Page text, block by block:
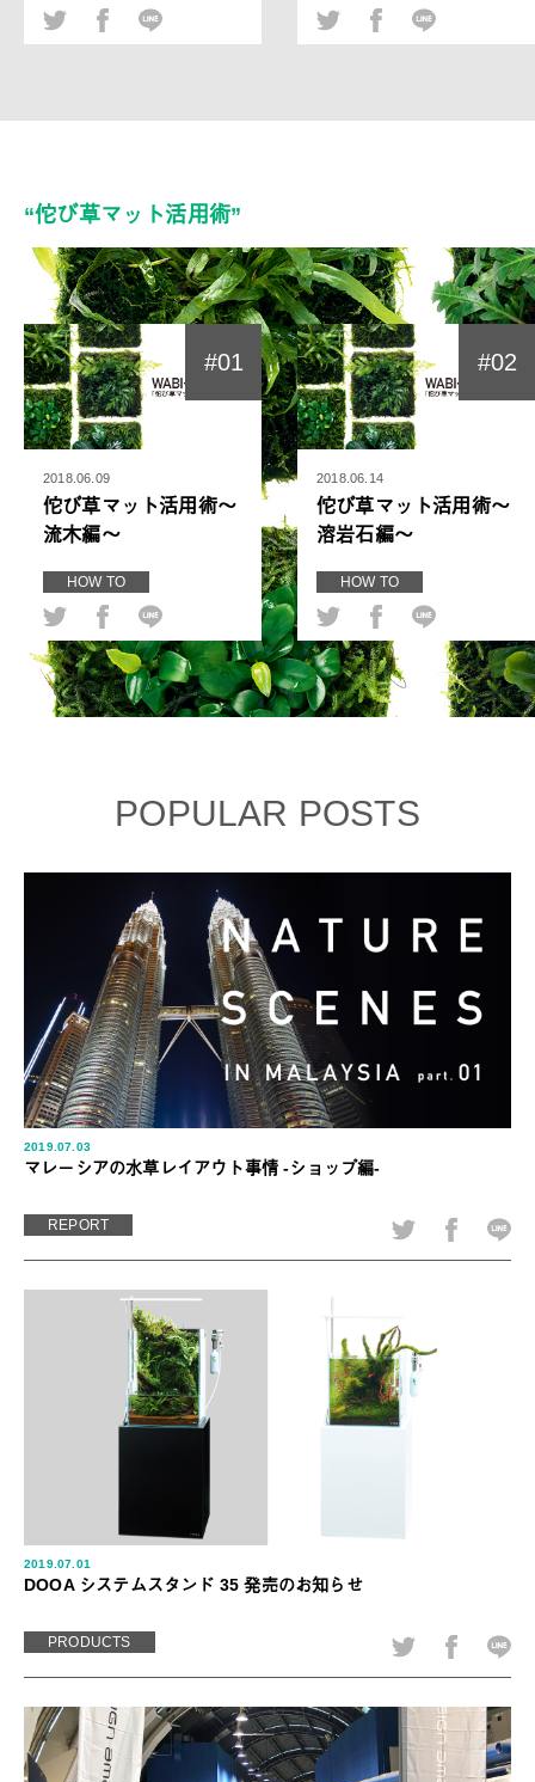
“佗び草マット活用術”
#01
2018.06.09
佗び草マット活用術〜
流木編〜
HOW TO
#02
2018.06.14
佗び草マット活用術〜
溶岩石編〜
HOW TO
POPULAR POSTS
2019.07.03
マレーシアの水草レイアウト事情 -ショップ編-
REPORT
2019.07.01
DOOA システムスタンド 35 発売のお知らせ
PRODUCTS